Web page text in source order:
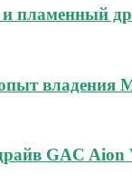
пламенный
владения
GAC Aion